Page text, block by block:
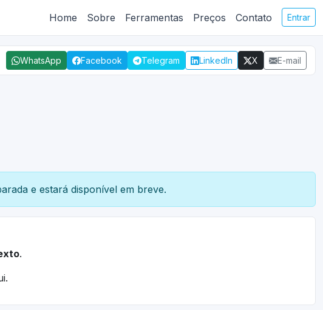
Home Sobre Ferramentas Preços Contato Entrar
WhatsApp Facebook Telegram LinkedIn X E-mail
e estará disponível em breve.
.